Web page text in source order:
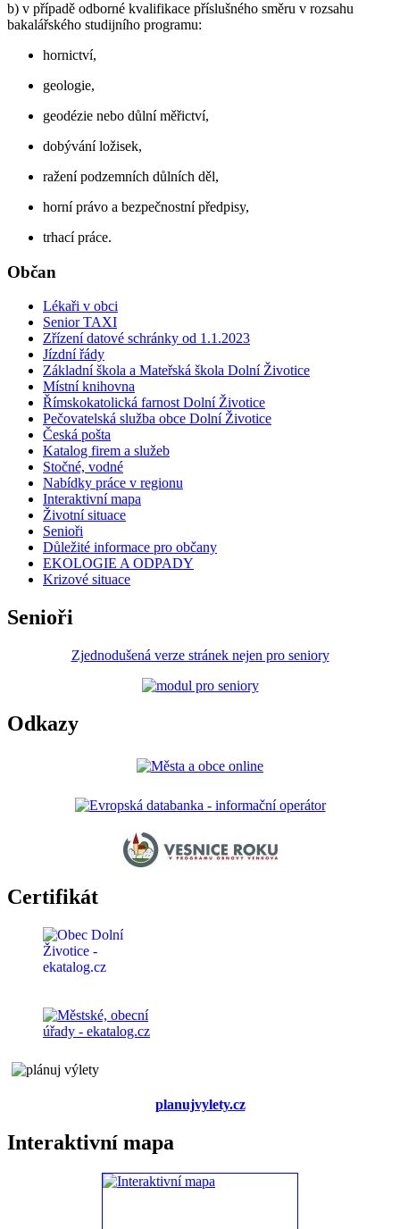
b) v případě odborné kvalifikace příslušného směru v rozsahu
bakalářského studijního programu:
hornictví,
geologie,
geodézie nebo důlní měřictví,
dobývání ložisek,
ražení podzemních důlních děl,
horní právo a bezpečnostní předpisy,
trhací práce.
Občan
Lékaři v obci
Senior TAXI
Zřízení datové schránky od 1.1.2023
Jízdní řády
Základní škola a Mateřská škola Dolní Životice
Místní knihovna
Římskokatolická farnost Dolní Životice
Pečovatelská služba obce Dolní Životice
Česká pošta
Katalog firem a služeb
Stočné, vodné
Nabídky práce v regionu
Interaktivní mapa
Životní situace
Senioři
Důležité informace pro občany
EKOLOGIE A ODPADY
Krizové situace
Senioři
Zjednodušená verze stránek nejen pro seniory
Odkazy
Certifikát
planujvylety.cz
Interaktivní mapa